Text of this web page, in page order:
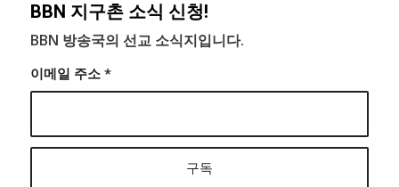
BBN 지구촌 소식 신청!
BBN 방송국의 선교 소식지입니다.
이메일 주소 *